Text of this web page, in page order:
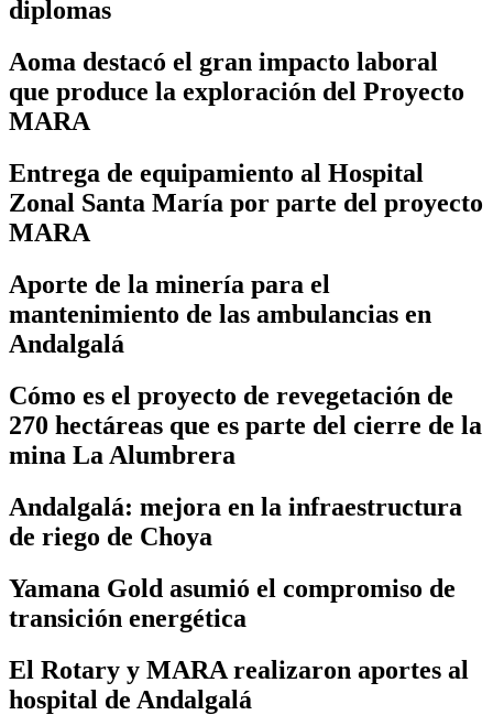
diplomas
Aoma destacó el gran impacto laboral
que produce la exploración del Proyecto
MARA
Entrega de equipamiento al Hospital
Zonal Santa María por parte del proyecto
MARA
Aporte de la minería para el
mantenimiento de las ambulancias en
Andalgalá
Cómo es el proyecto de revegetación de
270 hectáreas que es parte del cierre de la
mina La Alumbrera
Andalgalá: mejora en la infraestructura
de riego de Choya
Yamana Gold asumió el compromiso de
transición energética
El Rotary y MARA realizaron aportes al
hospital de Andalgalá